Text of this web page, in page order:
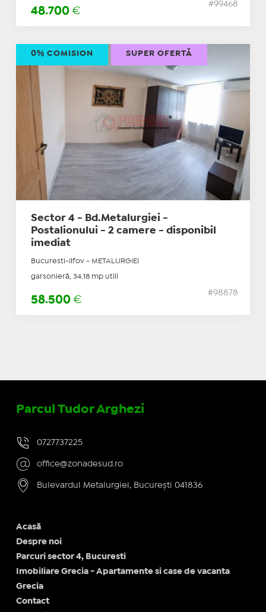
48.700 €
#99468
Sector 4 - Bd.Metalurgiei -
Postalionului - 2 camere - disponibil
imediat
Bucuresti-Ilfov - METALURGIEI
garsonieră, 34.18 mp utili
58.500 €
#98878
0% COMISION SUPER OFERTĂ
Parcul Tudor Arghezi
0727737225
office@zonadesud.ro
Bulevardul Metalurgiei, București 041836
Acasă
Despre noi
Parcuri sector 4, Bucuresti
Imobiliare Grecia - Apartamente si case de vacanta
Grecia
Contact